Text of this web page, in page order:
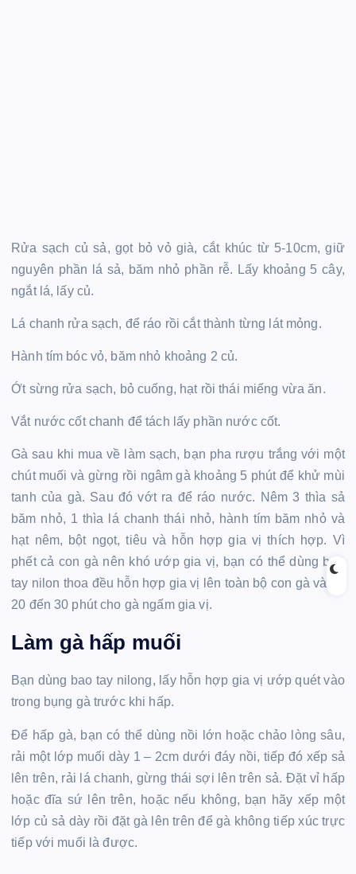
Rửa sạch củ sả, gọt bỏ vỏ già, cắt khúc từ 5-10cm, giữ
nguyên phần lá sả, băm nhỏ phần rễ. Lấy khoảng 5 cây,
ngắt lá, lấy củ.
Lá chanh rửa sạch, để ráo rồi cắt thành từng lát mỏng.
Hành tím bóc vỏ, băm nhỏ khoảng 2 củ.
Ớt sừng rửa sạch, bỏ cuống, hạt rồi thái miếng vừa ăn.
Vắt nước cốt chanh để tách lấy phần nước cốt.
Gà sau khi mua về làm sạch, bạn pha rượu trắng với một
chút muối và gừng rồi ngâm gà khoảng 5 phút để khử mùi
tanh của gà. Sau đó vớt ra để ráo nước. Nêm 3 thìa sả
băm nhỏ, 1 thìa lá chanh thái nhỏ, hành tím băm nhỏ và
hạt nêm, bột ngọt, tiêu và hỗn hợp gia vị thích hợp. Vì
phết cả con gà nên khó ướp gia vị, bạn có thể dùng bao
tay nilon thoa đều hỗn hợp gia vị lên toàn bộ con gà và để
20 đến 30 phút cho gà ngấm gia vị.
Làm gà hấp muối
Bạn dùng bao tay nilong, lấy hỗn hợp gia vị ướp quét vào
trong bụng gà trước khi hấp.
Để hấp gà, bạn có thể dùng nồi lớn hoặc chảo lòng sâu,
rải một lớp muối dày 1 – 2cm dưới đáy nồi, tiếp đó xếp sả
lên trên, rải lá chanh, gừng thái sợi lên trên sả. Đặt vỉ hấp
hoặc đĩa sứ lên trên, hoặc nếu không, bạn hãy xếp một
lớp củ sả dày rồi đặt gà lên trên để gà không tiếp xúc trực
tiếp với muối là được.